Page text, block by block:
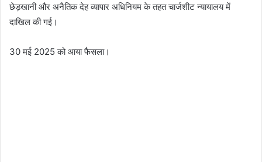
छेड़खानी और अनैतिक देह व्यापार अधिनियम के तहत चार्जशीट न्यायालय में
दाखिल की गई।
30 मई 2025 को आया फैसला।